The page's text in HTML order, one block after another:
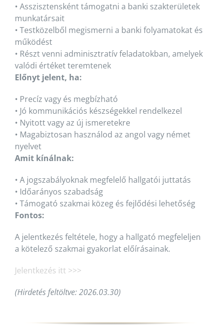
• Asszisztensként támogatni a banki szakterületek
munkatársait
• Testközelből megismerni a banki folyamatokat és
működést
• Részt venni adminisztratív feladatokban, amelyek
valódi értéket teremtenek
Előnyt jelent, ha:
• Precíz vagy és megbízható
• Jó kommunikációs készségekkel rendelkezel
• Nyitott vagy az új ismeretekre
• Magabiztosan használod az angol vagy német
nyelvet
Amit kínálnak:
• A jogszabályoknak megfelelő hallgatói juttatás
• Időarányos szabadság
• Támogató szakmai közeg és fejlődési lehetőség
Fontos:
A jelentkezés feltétele, hogy a hallgató megfeleljen
a kötelező szakmai gyakorlat előírásainak.
Jelentkezés itt >>>
(Hirdetés feltöltve: 2026.03.30)